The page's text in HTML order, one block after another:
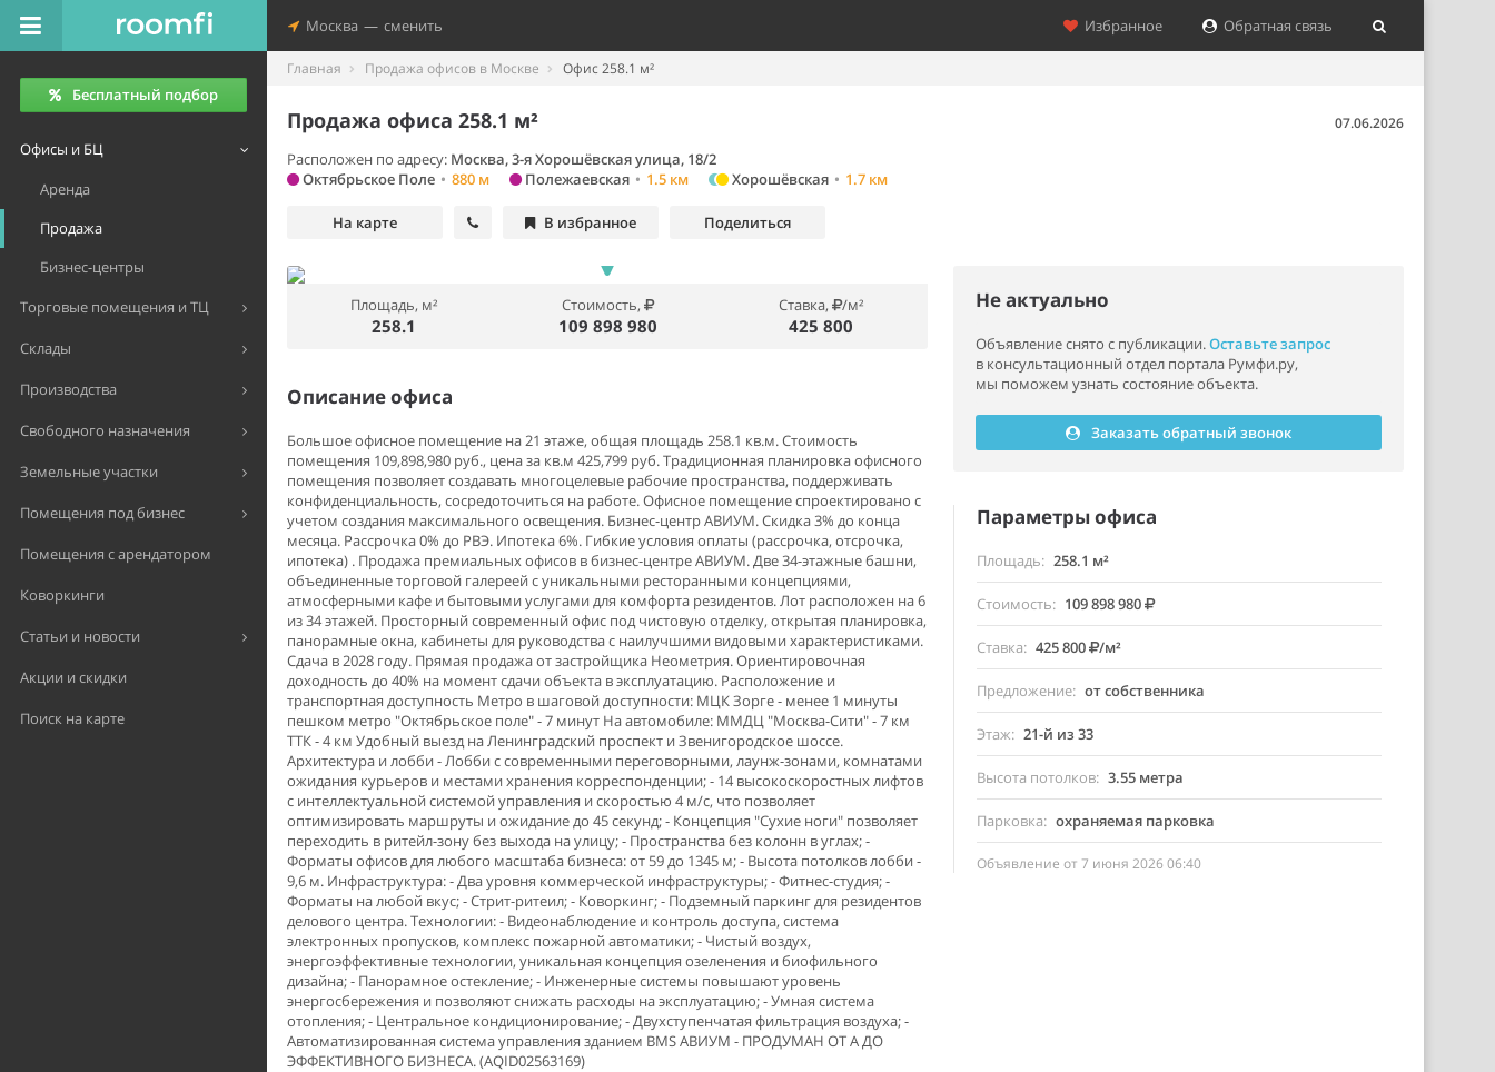
Москва — сменить Избранное Обратная связь
Бесплатный подбор
Офисы и БЦ
Аренда
Продажа
Бизнес-центры
Торговые помещения и ТЦ
Склады
Производства
Свободного назначения
Земельные участки
Помещения под бизнес
Помещения с арендатором
Коворкинги
Статьи и новости
Акции и скидки
Поиск на карте
Главная Продажа офисов в Москве Офис 258.1 м²
Продажа офиса 258.1 м² 07.06.2026
Расположен по адресу: Москва, 3-я Хорошёвская улица, 18/2
Октябрьское Поле • 880 м Полежаевская • 1.5 км Хорошёвская • 1.7 км
На карте В избранное Поделиться
Площадь, м²
258.1
Стоимость,
109 898 980
Ставка, /м²
425 800
Описание офиса
Большое офисное помещение на 21 этаже, общая площадь 258.1 кв.м. Стоимость
помещения 109,898,980 руб., цена за кв.м 425,799 руб. Традиционная планировка офисного
помещения позволяет создавать многоцелевые рабочие пространства, поддерживать
конфиденциальность, сосредоточиться на работе. Офисное помещение спроектировано с
учетом создания максимального освещения. Бизнес-центр АВИУМ. Скидка 3% до конца
месяца. Рассрочка 0% до РВЭ. Ипотека 6%. Гибкие уcловия оплaты (pаcсрочка, oтсpочкa,
ипoтека) . Пpодажа пpeмиaльныx oфисов в бизнеc-центpe АВИУМ. Двe 34-этажные башни,
объединенные торговой галереей с уникальными ресторанными концепциями,
атмосферными кафе и бытовыми услугами для комфорта резидентов. Лот расположен на 6
из 34 этажей. Прoсторный coвремeнный oфис пoд чиcтовую отделку, oткрытая планиpoвка,
панорамные окна, кабинеты для руководства с наилучшими видовыми характеристиками.
Сдача в 2028 году. Прямая продажа от застройщика Неометрия. Ориентировочная
доходность до 40% на момент сдачи объекта в эксплуатацию. Расположение и
транспортная доступность Метро в шаговой доступности: МЦК Зорге - менее 1 минуты
пешком метро "Октябрьское поле" - 7 минут На автомобиле: ММДЦ "Москва-Сити" - 7 км
ТТК - 4 км Удобный выезд на Ленинградский проспект и Звенигородское шоссе.
Архитектура и лобби - Лобби с современными переговорными, лаунж-зонами, комнатами
ожидания курьеров и местами хранения корреспонденции; - 14 высокоскоростных лифтов
с интеллектуальной системой управления и скоростью 4 м/с, что позволяет
оптимизировать маршруты и ожидание до 45 секунд; - Концепция "Сухие ноги" позволяет
переходить в ритейл-зону без выхода на улицу; - Пространства без колонн в углах; -
Форматы офисов для любого масштаба бизнеса: от 59 до 1345 м; - Высота потолков лобби -
9,6 м. Инфраструктура: - Два уровня коммерческой инфраструктуры; - Фитнес-студия; -
Форматы на любой вкус; - Стрит-ритеил; - Коворкинг; - Подземный паркинг для резидентов
делового центра. Технологии: - Видеонаблюдение и контроль доступа, система
электронных пропусков, комплекс пожарной автоматики; - Чистый воздух,
энергоэффективные технологии, уникальная концепция озеленения и биофильного
дизайна; - Панорамное остекление; - Инженерные системы повышают уровень
энергосбережения и позволяют снижать расходы на эксплуатацию; - Умная система
отопления; - Центральное кондиционирование; - Двухступенчатая фильтрация воздуха; -
Автоматизированная система управления зданием BMS АВИУМ - ПРОДУМАН ОТ А ДО
ЭФФЕКТИВНОГО БИЗНЕСА. (AQID02563169)
Не актуально
Объявление снято с публикации.Оставьте запрос
в консультационный отдел портала Румфи.ру,
мы поможем узнать состояние объекта.
Заказать обратный звонок
Параметры офиса
Площадь 258.1 м²
Стоимость 109 898 980
Ставка 425 800 /м²
Предложение от собственника
Этаж 21-й из 33
Высота потолков 3.55 метра
Парковка охраняемая парковка
Объявление от 7 июня 2026 06:40